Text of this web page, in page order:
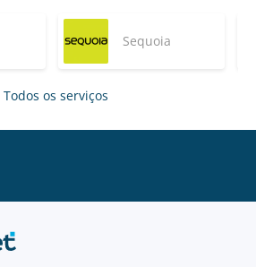
Sequoia
Todos os serviços